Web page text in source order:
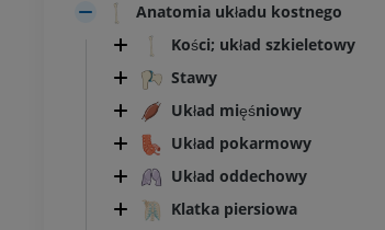
Anatomia układu kostnego
Kości; układ szkieletowy
Stawy
Układ mięśniowy
Układ pokarmowy
Układ oddechowy
Klatka piersiowa